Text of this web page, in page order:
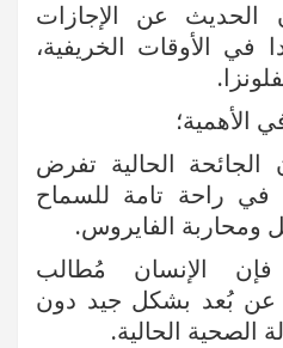
الحديث عن الإجازات
في الأوقات الخريفية،
الأهمية؛
الحالية تفرض
في راحة تامة للسماح
ومحاربة الفايروس.
الإنسان مُطالب
عن بُعد بشكل جيد دون
الصحية الحالية.